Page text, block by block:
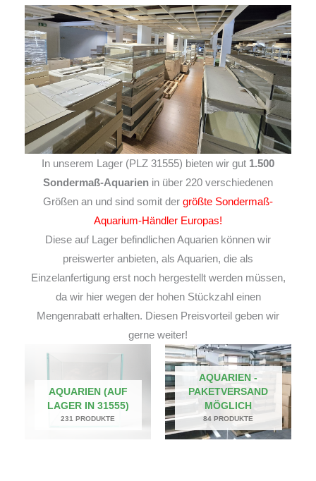
In unserem Lager (PLZ 31555) bieten wir gut 1.500
Sondermaß-Aquarien in über 220 verschiedenen
Größen an und sind somit der größte Sondermaß-
Aquarium-Händler Europas!
Diese auf Lager befindlichen Aquarien können wir
preiswerter anbieten, als Aquarien, die als
Einzelanfertigung erst noch hergestellt werden müssen,
da wir hier wegen der hohen Stückzahl einen
Mengenrabatt erhalten. Diesen Preisvorteil geben wir
gerne weiter!
AQUARIEN (AUF
LAGER IN 31555)
231 PRODUKTE
AQUARIEN -
PAKETVERSAND
MÖGLICH
84 PRODUKTE